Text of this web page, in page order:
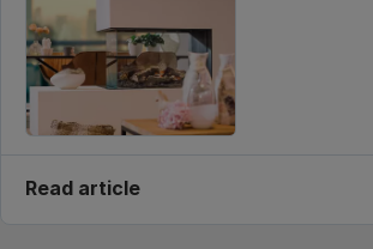
Read article